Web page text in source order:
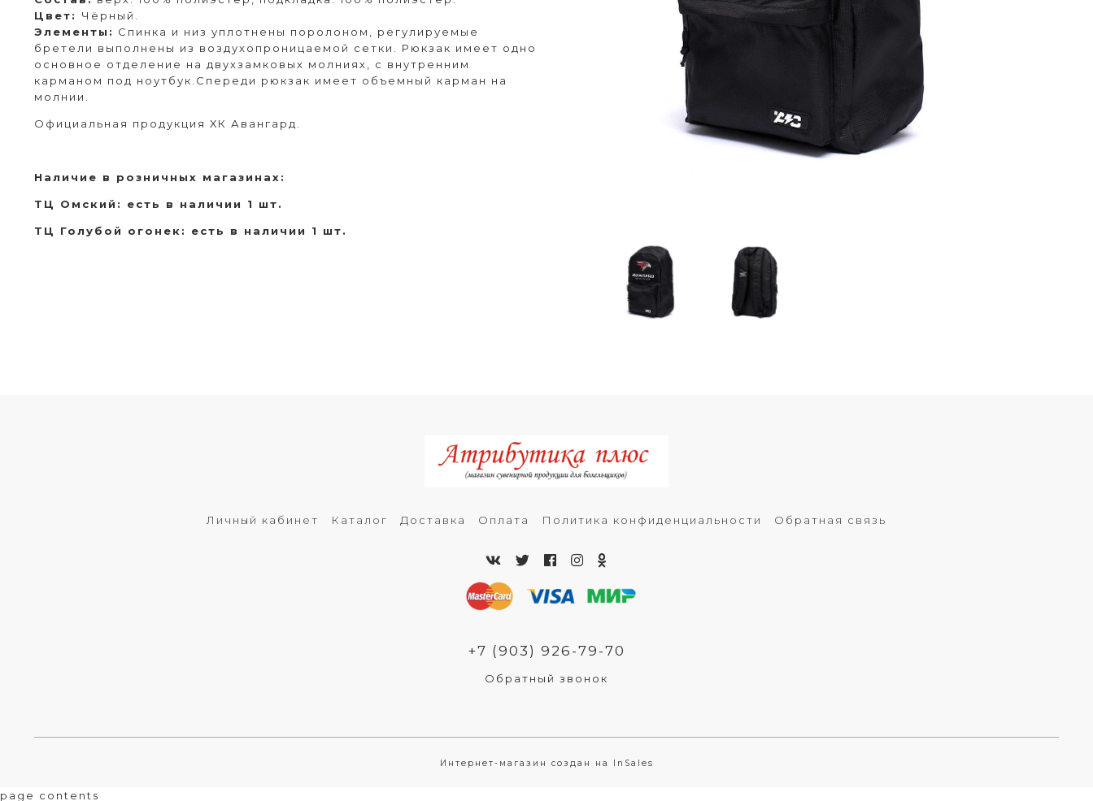
Цвет: Чёрный.
Элементы: Спинка и низ уплотнены поролоном, регулируемые
бретели выполнены из воздухопроницаемой сетки. Рюкзак имеет одно
основное отделение на двухзамковых молниях, с внутренним
карманом под ноутбук.Спереди рюкзак имеет объемный карман на
молнии.
Официальная продукция ХК Авангард.
Наличие в розничных магазинах:
ТЦ Омский: есть в наличии 1 шт.
ТЦ Голубой огонек: есть в наличии 1 шт.
Личный кабинет Каталог Доставка Оплата Политика конфиденциальности Обратная связь
+7 (903) 926-79-70
Обратный звонок
Интернет-магазин создан на InSales
page contents